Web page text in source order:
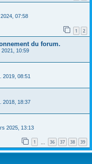
07:58
1 2
du forum.
2021, 10:59
2019, 08:51
2018, 18:37
2025, 13:13
1 36 37 38 39